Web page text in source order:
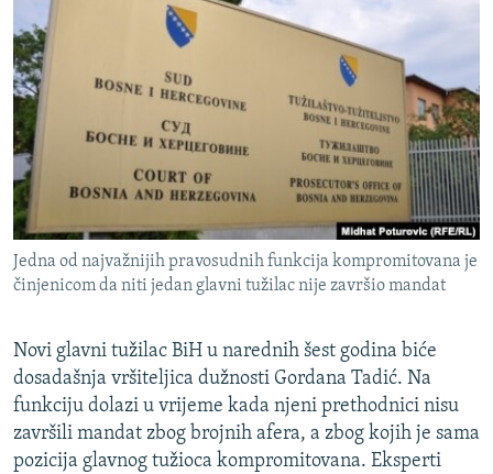
INFOGRAFIKE
KINA NA BALKANU
RSE PRIČE IZ SVIJETA
ISPRIČAJ MI
DNEVNO@RSE
SPECIJALI RSE
VIŠE OD NASLOVA
GENOCID U SREBRENICI
TV LIBERTY
POST SCRIPTUM
MOJA EVROPA
TRI DECENIJE OD RATA U BIH
PRATITE NAS
Sve RFE/RL stranice
Jedna od najvažnijih pravosudnih funkcija kompromitovana je
činjenicom da niti jedan glavni tužilac nije završio mandat
Novi glavni tužilac BiH u narednih šest godina biće
dosadašnja vršiteljica dužnosti Gordana Tadić. Na
funkciju dolazi u vrijeme kada njeni prethodnici nisu
završili mandat zbog brojnih afera, a zbog kojih je sama
pozicija glavnog tužioca kompromitovana. Eksperti